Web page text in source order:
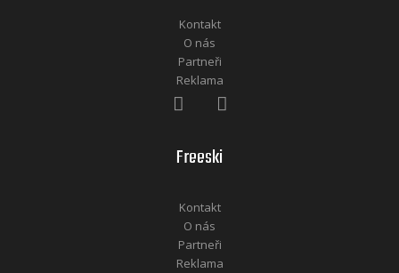
Kontakt
O nás
Partneři
Reklama
Freeski
Kontakt
O nás
Partneři
Reklama